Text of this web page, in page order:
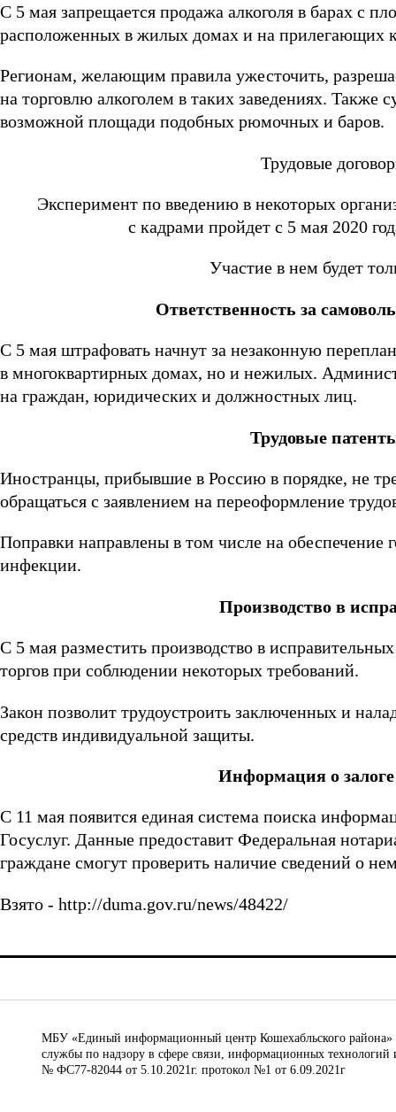
С 5 мая запрещается продажа алкоголя в барах с
расположенных в жилых домах и на прилегающих
Регионам, желающим правила ужесточить,
на торговлю алкоголем в таких заведениях.
возможной площади подобных рюмочных и баров.
Трудовые
Эксперимент по введению в некоторых
с кадрами пройдет с 5 мая 2020
Участие в нем будет
Ответственность за
С 5 мая штрафовать начнут за незаконную
в многоквартирных домах, но и нежилых.
на граждан, юридических и должностных лиц.
Трудовые
Иностранцы, прибывшие в Россию в порядке, не
обращаться с заявлением на переоформление
Поправки направлены в том числе на обеспечение
инфекции.
Производство в
С 5 мая разместить производство в
торгов при соблюдении некоторых требований.
Закон позволит трудоустроить заключенных и
средств индивидуальной защиты.
Информация о
С 11 мая появится единая система поиска
Госуслуг. Данные предоставит Федеральная
граждане смогут проверить наличие сведений о
Взято - http://duma.gov.ru/news/48422/
МБУ «Единый информационный центр Кошехабльского района»
службы по надзору в сфере связи, информационных
№ ФС77-82044 от 5.10.2021г. протокол №1 от 6.09.2021г